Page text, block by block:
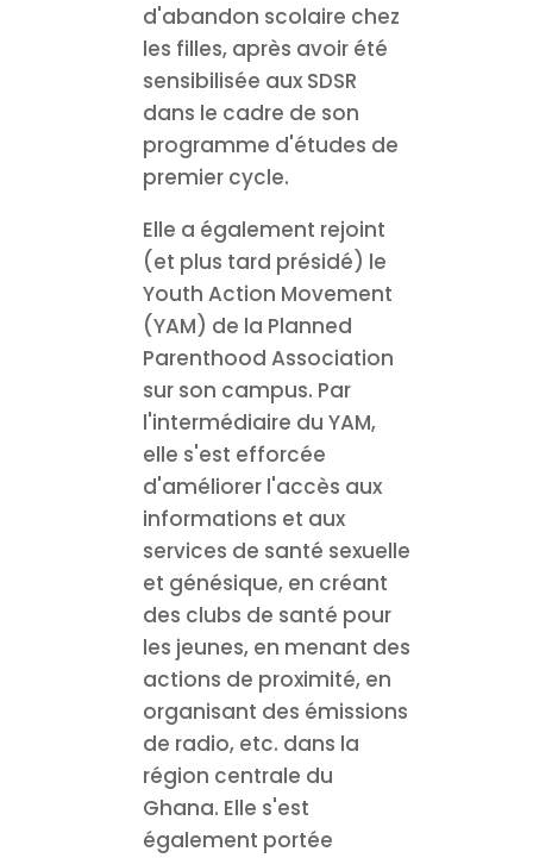
d'abandon scolaire chez
les filles, après avoir été
sensibilisée aux SDSR
dans le cadre de son
programme d'études de
premier cycle.
Elle a également rejoint
(et plus tard présidé) le
Youth Action Movement
(YAM) de la Planned
Parenthood Association
sur son campus. Par
l'intermédiaire du YAM,
elle s'est efforcée
d'améliorer l'accès aux
informations et aux
services de santé sexuelle
et génésique, en créant
des clubs de santé pour
les jeunes, en menant des
actions de proximité, en
organisant des émissions
de radio, etc. dans la
région centrale du
Ghana. Elle s'est
également portée